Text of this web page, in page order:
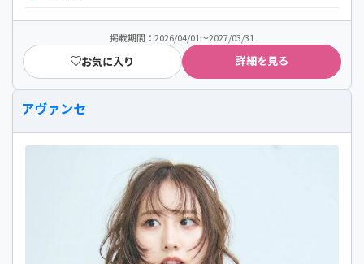
掲載期間：2026/04/01～2027/03/31
お気に入り 詳細を見る
アヴァンセ